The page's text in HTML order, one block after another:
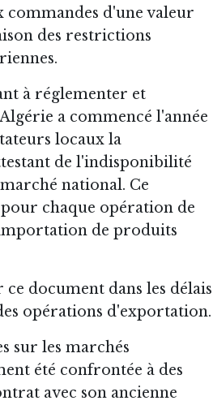
d'une valeur
des restrictions
à réglementer et
a commencé l'année
locaux la
de l'indisponibilité
national. Ce
chaque opération de
de produits
document dans les délais
opérations d'exportation.
sur les marchés
été confrontée à des
avec son ancienne